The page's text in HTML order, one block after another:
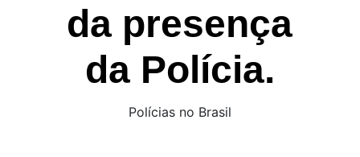
da presença
da Polícia.
Polícias no Brasil